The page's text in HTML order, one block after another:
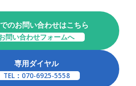
のお問い合わせはこちら
問い合わせフォームへ
専用ダイヤル
TEL：070-6925-5558